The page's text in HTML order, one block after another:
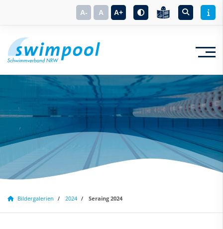
A- A A+
Suchbegriff eingeben
Bildergalerien 2024 Seraing 2024